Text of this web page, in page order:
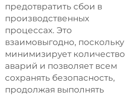
предотвратить сбои в
производственных
процессах. Это
взаимовыгодно, поскольку
минимизирует количество
аварий и позволяет всем
сохранять безопасность,
продолжая выполнять